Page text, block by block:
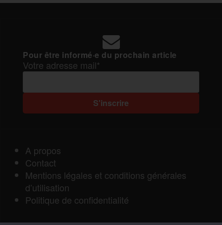
Pour être informé·e du prochain article
Votre adresse mail*
A propos
Contact
Mentions légales et conditions générales
d’utilisation
Politique de confidentialité